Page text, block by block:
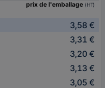
prix de l'emballage (HT)
3,58 €
3,31 €
3,20 €
3,13 €
3,05 €